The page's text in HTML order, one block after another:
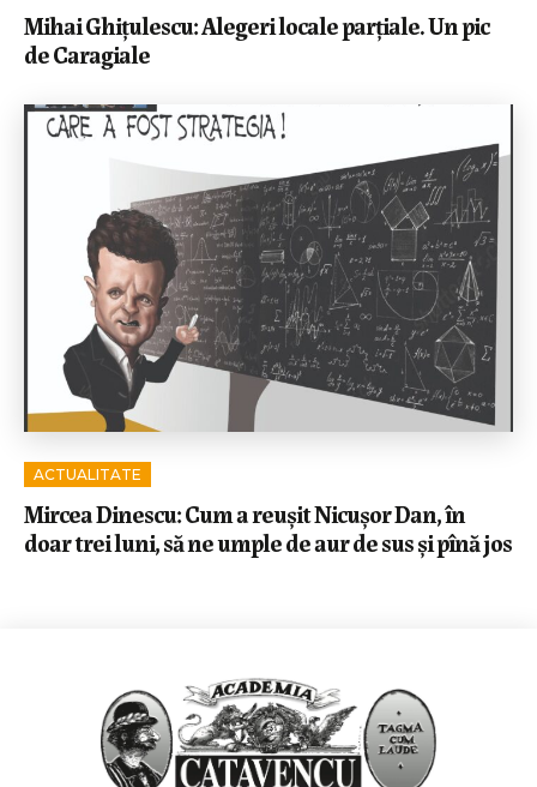
Mihai Ghițulescu: Alegeri locale parțiale. Un pic
de Caragiale
ACTUALITATE
Mircea Dinescu: Cum a reușit Nicușor Dan, în
doar trei luni, să ne umple de aur de sus și pînă jos